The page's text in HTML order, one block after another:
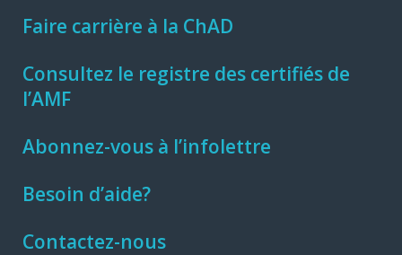
Faire carrière à la ChAD
Consultez le registre des certifiés de
l’AMF
Abonnez-vous à l’infolettre
Besoin d’aide?
Contactez-nous